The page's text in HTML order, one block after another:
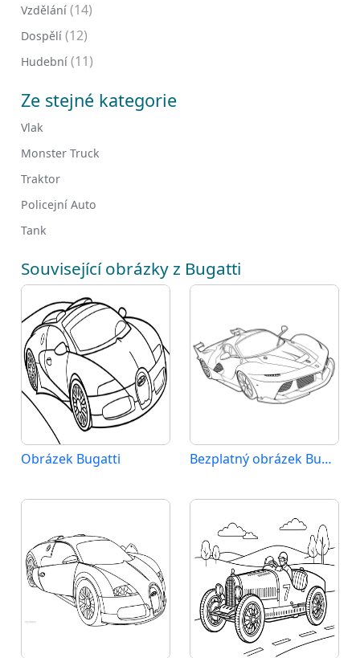
Vzdělání (14)
Dospělí (12)
Hudební (11)
Ze stejné kategorie
Vlak
Monster Truck
Traktor
Policejní Auto
Tank
Související obrázky z Bugatti
Obrázek Bugatti Bezplatný obrázek Bugatti